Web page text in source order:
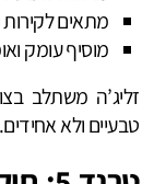
מתאים
מוסיף עומק
זליג’ה משתלב
טבעיים ולא אחידים.